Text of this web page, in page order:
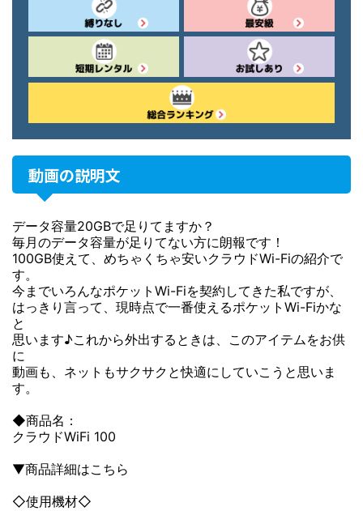
動画の説明文
データ容量20GBで足りてますか？
毎月のデータ容量が足りてない方に朗報です！
100GB使えて、めちゃくちゃ安いクラウドWi-Fiの紹介で
す。
今までいろんなポケットWi-Fiを契約してきた私ですが、
はっきり言って、現時点で一番使えるポケットWi-Fiかな
と
思います♪これから外出するときは、このアイテムをお供
に
動画も、ネットもサクサクと快適にしていこうと思いま
す。
◆商品名：
クラウドWiFi 100
▼商品詳細はこちら
◇使用機材◇